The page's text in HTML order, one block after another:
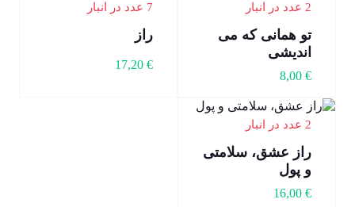
2 عدد در انبار
تو همانی که می
اندیشی
8,00 €
7 عدد در انبار
راز
17,20€
2 عدد در انبار
راز عشق، سلامتی
و پول
16,00 €